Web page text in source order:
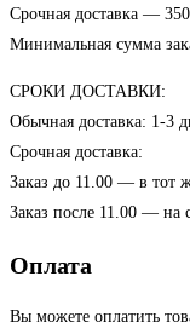
Срочная доставка —
Минимальная сумма
СРОКИ ДОСТАВКИ:
Обычная доставка: 1-3
Срочная доставка:
Заказ до 11.00 — в тот
Заказ после 11.00 — на
Оплата
Вы можете оплатить